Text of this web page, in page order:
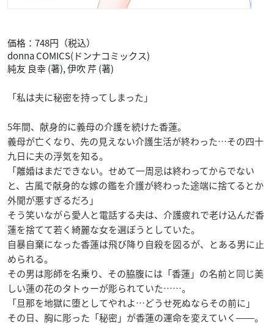
価格：748円（税込）
donna COMICS(ドンナコミックス)
純友 良幸 (著), 伊吹 芹 (著)
「私は夫に秘密を持ってしまった」
5年間、献身的に義母の介護を続けた香蓮。
義母が亡くなり、先の見えない介護生活が終わった…その四十
九日に夫の浮気を知る。
「離婚はまだできない。せめて一周忌は終わってからでない
と、古風で献身的な嫁の鑑を介護が終わった途端に捨てるとか
外聞が悪すぎるだろ」
そう笑いながら愛人と電話する夫は、介護疲れで老け込んだ香
蓮を捨てて若く綺麗な女を選ぼうとしていた。
自暴自棄になった香蓮は飛び降り自殺を図るが、とある男に止
められる。
その男は彫師を名乗り、その脇腹には「香蓮」の名前と同じ美
しい蓮の花のタトゥーが彫られていた……。
「旦那を地獄に堕としてやれよ…どうせ死ぬならその前に」
その日、胸に彫った「秘密」が香蓮の運命を変えていく――。